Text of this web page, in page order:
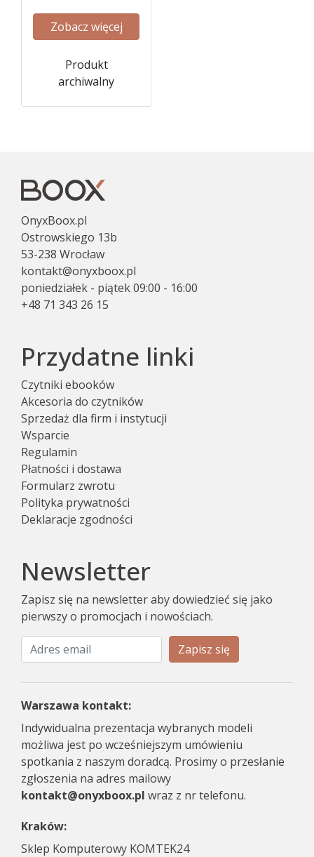
Zobacz więcej
Produkt
archiwalny
OnyxBoox.pl
Ostrowskiego 13b
53-238 Wrocław
kontakt@onyxboox.pl
poniedziałek - piątek 09:00 - 16:00
+48 71 343 26 15
Przydatne linki
Czytniki ebooków
Akcesoria do czytników
Sprzedaż dla firm i instytucji
Wsparcie
Regulamin
Płatności i dostawa
Formularz zwrotu
Polityka prywatności
Deklaracje zgodności
Newsletter
Zapisz się na newsletter aby dowiedzieć się jako
pierwszy o promocjach i nowościach.
Zapisz się
Warszawa kontakt:
Indywidualna prezentacja wybranych modeli
możliwa jest po wcześniejszym umówieniu
spotkania z naszym doradcą. Prosimy o przesłanie
zgłoszenia na adres mailowy
kontakt@onyxboox.pl wraz z nr telefonu.
Kraków:
Sklep Komputerowy KOMTEK24